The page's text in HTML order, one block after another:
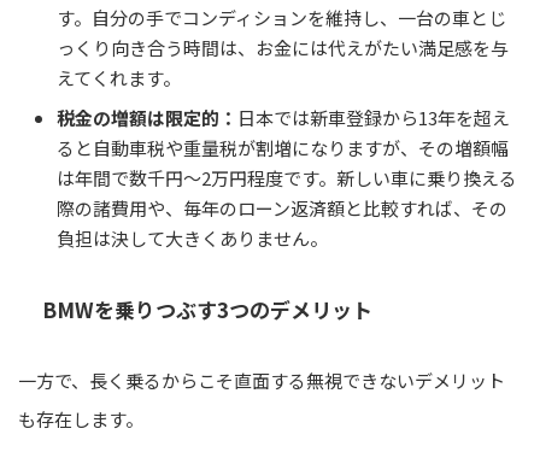
す。自分の手でコンディションを維持し、一台の車とじ
っくり向き合う時間は、お金には代えがたい満足感を与
えてくれます。
税金の増額は限定的： 日本では新車登録から13年を超え
ると自動車税や重量税が割増になりますが、その増額幅
は年間で数千円〜2万円程度です。新しい車に乗り換える
際の諸費用や、毎年のローン返済額と比較すれば、その
負担は決して大きくありません。
BMWを乗りつぶす3つのデメリット
一方で、長く乗るからこそ直面する無視できないデメリット
も存在します。